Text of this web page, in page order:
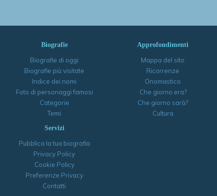
Biografie
Biografie di oggi
Biografie più visitate
Indice dei nomi
Foto di personaggi famosi
Categorie
Temi
Approfondimenti
Mappa del sito
Ricorrenze
Onomastico
Che giorno era?
Che giorno sarà?
Cultura
Servizi
Pubblica la tua biografia
Privacy Policy
Cookie Policy
Preferenze Privacy
Contatti